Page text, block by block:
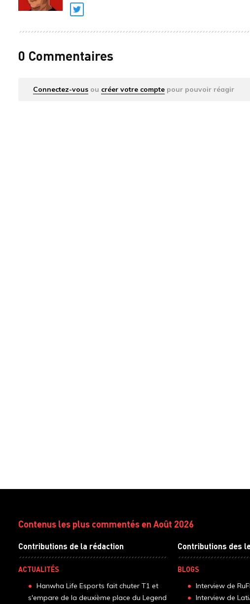
Twitter
0 Commentaires
Connectez-vous ou créer votre compte pour pouvoir réagir
Contenus les plus commentés en Août 2026
Contributions de la rédaction
ACTUALITÉS
Hanwha Life Esports fait chuter T1 et
s'empare de la deuxième place du Legend
Contributions des
BLOGS
Interview de
Interview de